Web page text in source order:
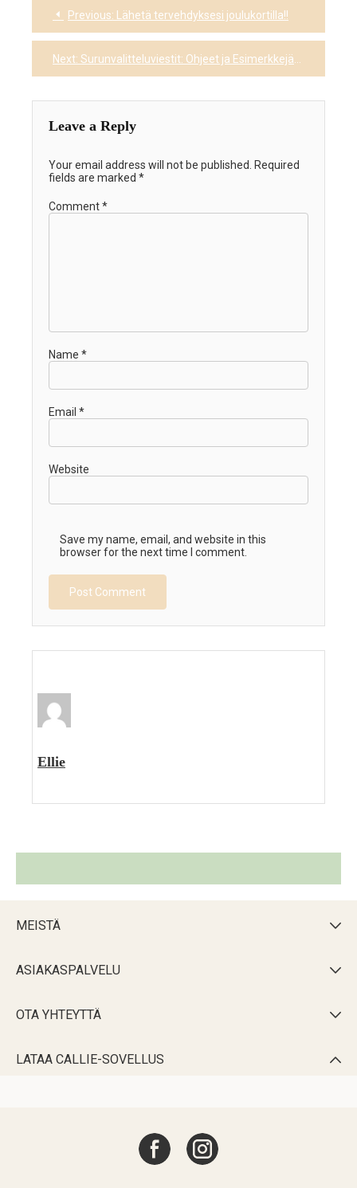
Post
navigation
Previous: Lähetä tervehdyksesi joulukortilla!!
Next: Surunvalitteluviestit: Ohjeet ja Esimerkkejä
Leave a Reply
Your email address will not be published. Required
fields are marked *
Comment*
Name *
Email *
Website
Save my name, email, and website in this
browser for the next time I comment.
Ellie
MEISTÄ 
ASIAKASPALVELU 
OTA YHTEYTTÄ 
LATAA CALLIE-SOVELLUS 